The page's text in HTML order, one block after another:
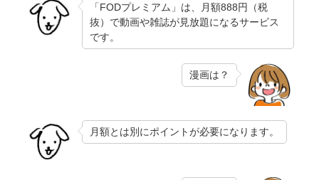
「FODプレミアム」は、月額888円（税
抜）で動画や雑誌が見放題になるサービス
です。
漫画は？
月額とは別にポイントが必要になります。